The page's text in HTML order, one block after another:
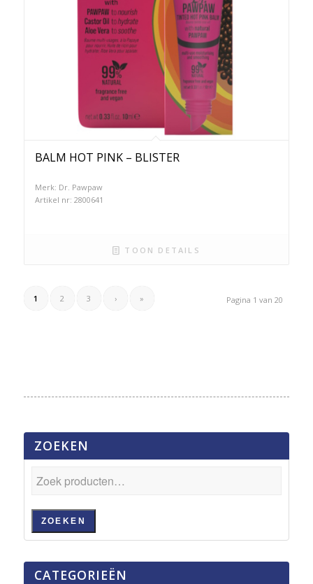
BALM HOT PINK – BLISTER
Merk: Dr. Pawpaw
Artikel nr: 2800641
TOON DETAILS
Pagina 1 van 20
1 2 3 › »
ZOEKEN
ZOEKEN
CATEGORIEËN